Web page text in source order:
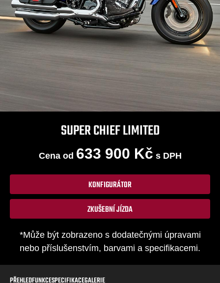
SUPER CHIEF LIMITED
Cena od 633 900 Kč s DPH
KONFIGURÁTOR
ZKUŠEBNÍ JÍZDA
*Může být zobrazeno s dodatečnými úpravami
nebo příslušenstvím, barvami a specifikacemi.